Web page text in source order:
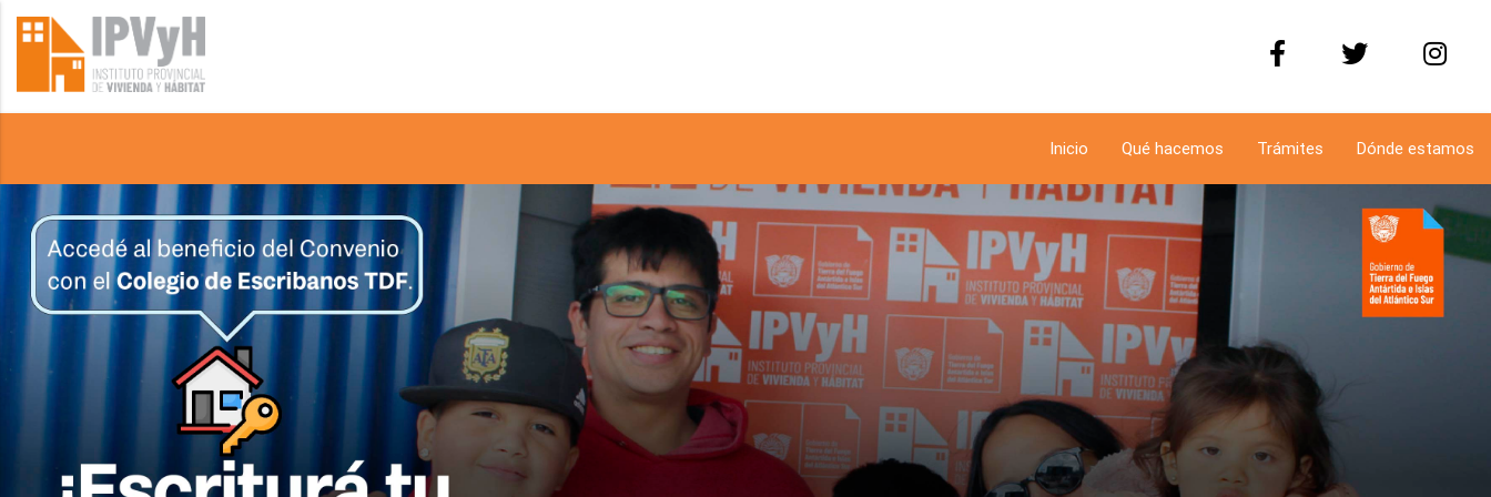
Inicio Qué hacemos Trámites Dónde estamos